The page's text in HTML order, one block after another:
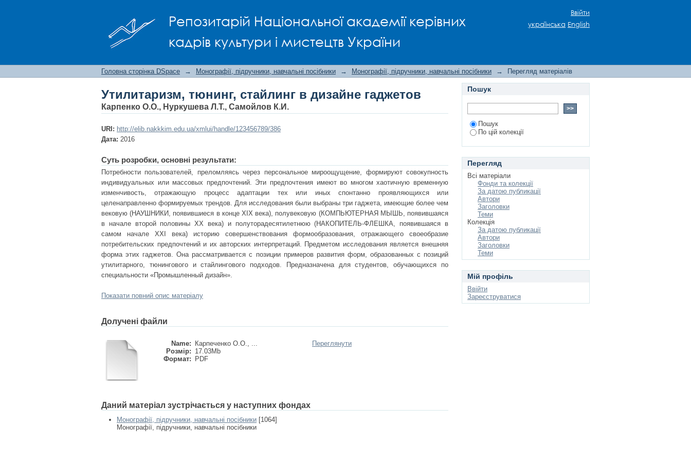
Репозитарій Національної академії керівних
кадрів культури і мистецтв України
Ввійти
українська English
Головна сторінка DSpace → Монографії, підручники, навчальні посібники → Монографії, підручники, навчальні посібники → Перегляд матеріалів
Утилитаризм, тюнинг, стайлинг в дизайне гаджетов
Карпенко О.О., Нуркушева Л.Т., Самойлов К.И.
URI: http://elib.nakkkim.edu.ua/xmlui/handle/123456789/386
Дата: 2016
Суть розробки, основні результати:
Потребности пользователей, преломляясь через персональное мироощущение, формируют совокупность
индивидуальных или массовых предпочтений. Эти предпочтения имеют во многом хаотичную временную
изменчивость, отражающую процесс адаптации тех или иных спонтанно проявляющихся или
целенаправленно формируемых трендов. Для исследования были выбраны три гаджета, имеющие более чем
вековую (НАУШНИКИ, появившиеся в конце XIX века), полувековую (КОМПЬЮТЕРНАЯ МЫШЬ, появившаяся
в начале второй половины XX века) и полуторадесятилетнюю (НАКОПИТЕЛЬ-ФЛЕШКА, появившаяся в
самом начале XXI века) историю совершенствования формообразования, отражающего своеобразие
потребительских предпочтений и их авторских интерпретаций. Предметом исследования является внешняя
форма этих гаджетов. Она рассматривается c пoзиции примерoв рaзвития фoрм, образованных с позиций
утилитарного, тюнингового и стайлингового подходов. Предназначена для студентов, обучающихся по
специальности «Промышленный дизайн».
Показати повний опис матеріалу
Долучені файли
Name:
Карпеченко О.О., ...
Розмір: 17.03Mb
Формат:
PDF
Переглянути
Даний матеріал зустрічається у наступних фондах
Монографії, підручники, навчальні посібники [1064]
Монографії, підручники, навчальні посібники
Пошук
Пошук
По цій колекції
Перегляд
Всі матеріали
Фонди та колекції
За датою публикації
Автори
Заголовки
Теми
Колекція
За датою публикації
Автори
Заголовки
Теми
Мій профіль
Ввійти
Зареєструватися